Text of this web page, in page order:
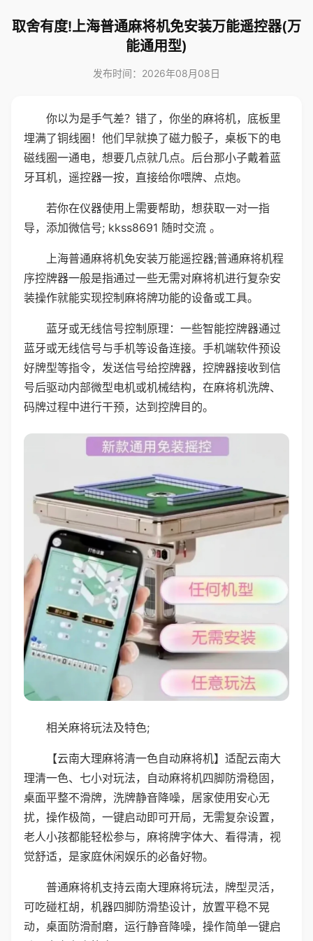
取舍有度!上海普通麻将机免安装万能遥控器(万
能通用型)
发布时间：2026年08月08日
你以为是手气差？错了，你坐的麻将机，底板里
埋满了铜线圈！他们早就换了磁力骰子，桌板下的电
磁线圈一通电，想要几点就几点。后台那小子戴着蓝
牙耳机，遥控器一按，直接给你喂牌、点炮。
若你在仪器使用上需要帮助，想获取一对一指
导，添加微信号; kkss8691 随时交流 。
上海普通麻将机免安装万能遥控器;普通麻将机程
序控牌器一般是指通过一些无需对麻将机进行复杂安
装操作就能实现控制麻将牌功能的设备或工具。
蓝牙或无线信号控制原理：一些智能控牌器通过
蓝牙或无线信号与手机等设备连接。手机端软件预设
好牌型等指令，发送信号给控牌器，控牌器接收到信
号后驱动内部微型电机或机械结构，在麻将机洗牌、
码牌过程中进行干预，达到控牌目的。
相关麻将玩法及特色;
【云南大理麻将清一色自动麻将机】适配云南大
理清一色、七小对玩法，自动麻将机四脚防滑稳固，
桌面平整不滑牌，洗牌静音降噪，居家使用安心无
扰，操作极简，一键启动即可开局，无需复杂设置，
老人小孩都能轻松参与，麻将牌字体大、看得清，视
觉舒适，是家庭休闲娱乐的必备好物。
普通麻将机支持云南大理麻将玩法，牌型灵活，
可吃碰杠胡，机器四脚防滑垫设计，放置平稳不晃
动，桌面防滑耐磨，运行静音降噪，操作简单一键启